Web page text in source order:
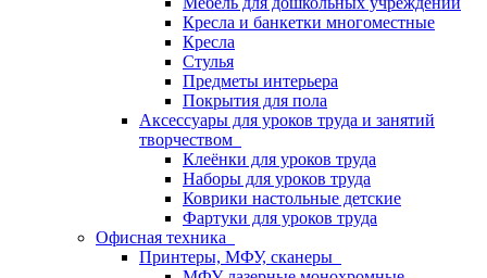
Кресла и банкетки многоместные
Кресла
Стулья
Предметы интерьера
Покрытия для пола
Аксессуары для уроков труда и занятий
творчеством
Клеёнки для уроков труда
Наборы для уроков труда
Коврики настольные детские
Фартуки для уроков труда
Офисная техника
Принтеры, МФУ, сканеры